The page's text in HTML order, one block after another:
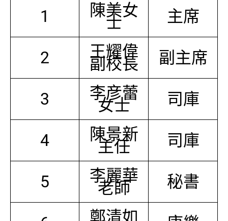
1
陳美女
士 主席
2 王耀偉
副校長 副主席
3 李彦蕾
女士 司庫
4 陳景新
主任 司庫
5 李麗華
老師 秘書